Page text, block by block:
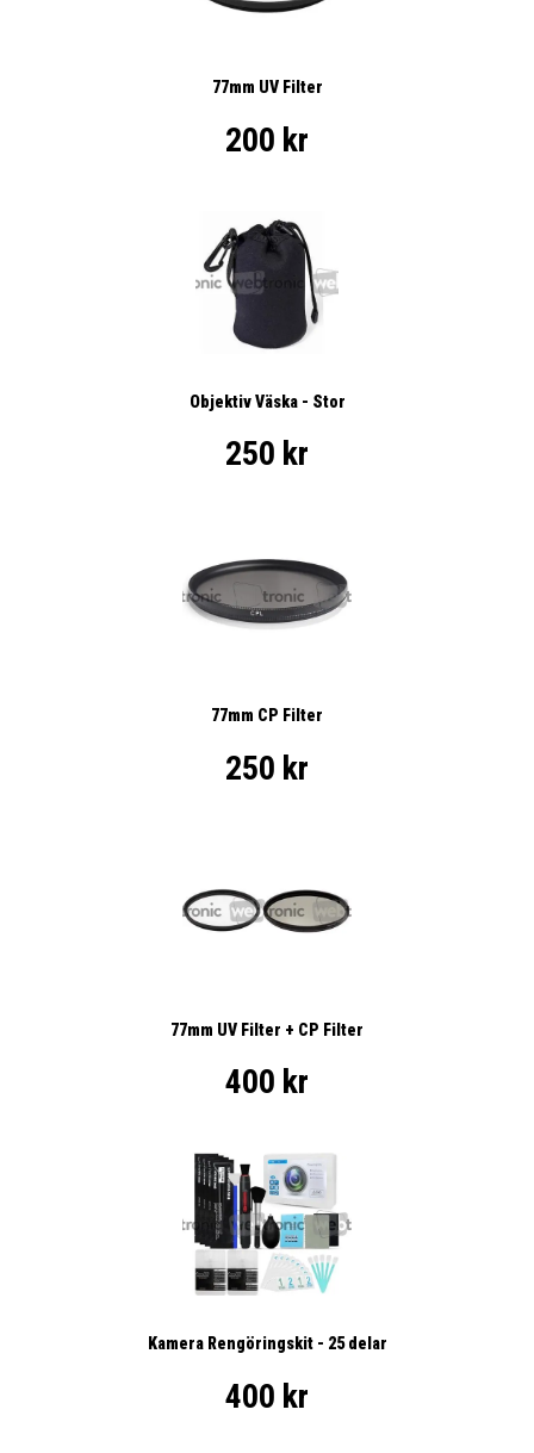
77mm UV Filter
200 kr
Objektiv Väska - Stor
250 kr
77mm CP Filter
250 kr
77mm UV Filter + CP Filter
400 kr
Kamera Rengöringskit - 25 delar
400 kr